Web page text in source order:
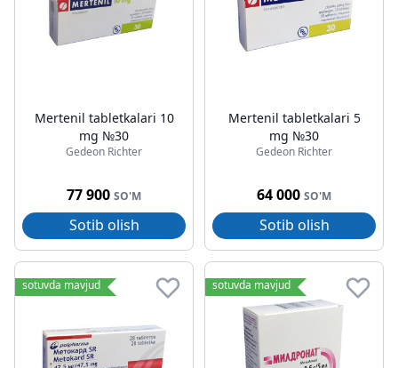
Mertenil tabletkalari 10
mg №30
Gedeon Richter
77 900 SO'M
Sotib olish
Mertenil tabletkalari 5
mg №30
Gedeon Richter
64 000 SO'M
Sotib olish
sotuvda mavjud sotuvda mavjud